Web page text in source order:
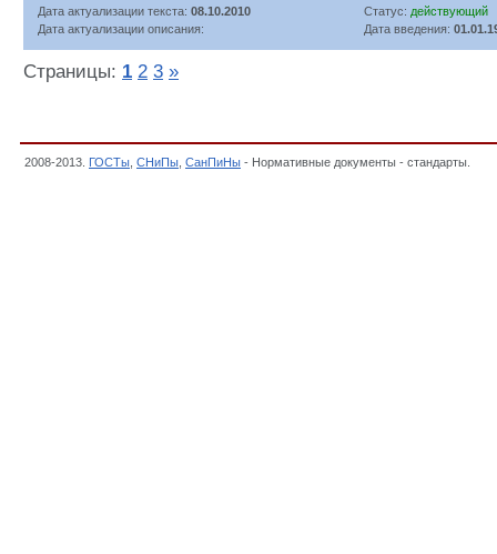
Дата актуализации текста: 08.10.2010 Статус: действующий
Дата актуализации описания:
Дата введения:
Страницы: 1 2 3 »
2008-2013. ГОСТы СНиПы СанПиНы - Нормативные документы - стандарты.